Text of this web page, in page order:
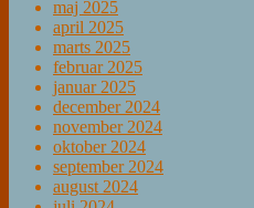
maj 2025
april 2025
marts 2025
februar 2025
januar 2025
december 2024
november 2024
oktober 2024
september 2024
august 2024